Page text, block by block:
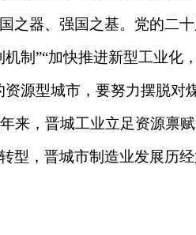
之器、强国之基。党的二
制”“加快推进新型工业化
源型城市，要努力摆脱对
来，晋城工业立足资源禀
型，晋城市制造业发展历